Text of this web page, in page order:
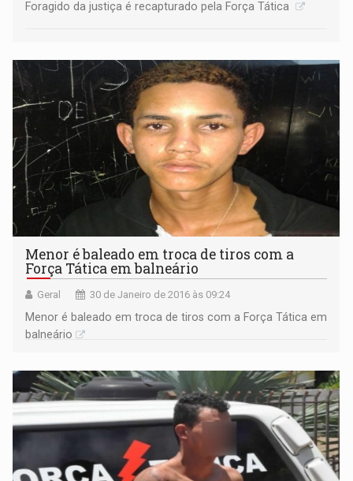
Foragido da justiça é recapturado pela Força Tática
Menor é baleado em troca de tiros com a
Força Tática em balneário
Geral 30 de Janeiro de 2016 às 09:24
Menor é baleado em troca de tiros com a Força Tática em
balneário